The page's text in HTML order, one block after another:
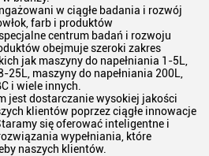
w ciągłe badania i rozwój
farb i produktów
centrum badań i rozwoju
obejmuje szeroki zakres
jak maszyny do napełniania 1-5L,
25L, maszyny do napełniania 200L,
i wiele innych.
jest dostarczanie wysokiej jakości
klientów poprzez ciągłe innowacje
się oferować inteligentne i
wypełniania, które
naszych klientów.